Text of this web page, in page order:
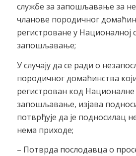
службе за запошљавање за
чланове породичног
регистроване у Националној
запошљавање;
У случају да се ради о
породичног домаћинства
регистрован код Националне
запошљавање, изјава
потврђује да је подносилац
нема приходе;
– Потврда послодавца о